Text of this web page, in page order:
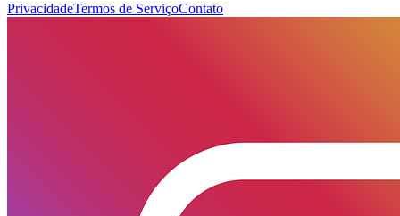
PrivacidadeTermos de ServiçoContato